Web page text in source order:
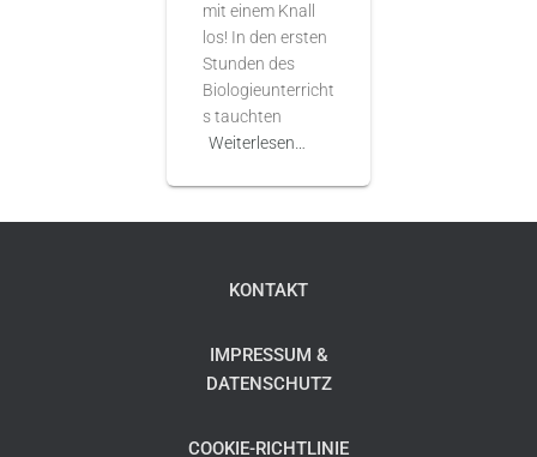
mit einem Knall
los! In den ersten
Stunden des
Biologieunterricht
s tauchten
Weiterlesen…
KONTAKT
IMPRESSUM &
DATENSCHUTZ
COOKIE-RICHTLINIE